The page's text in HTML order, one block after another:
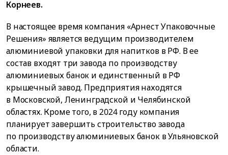
Корнеев.
В настоящее время компания «Арнест Упаковочные
Решения» является ведущим производителем
алюминиевой упаковки для напитков в РФ. В ее
состав входят три завода по производству
алюминиевых банок и единственный в РФ
крышечный завод. Предприятия находятся
в Московской, Ленинградской и Челябинской
областях. Кроме того, в 2024 году компания
планирует завершить строительство завода
по производству алюминиевых банок в Ульяновской
области.